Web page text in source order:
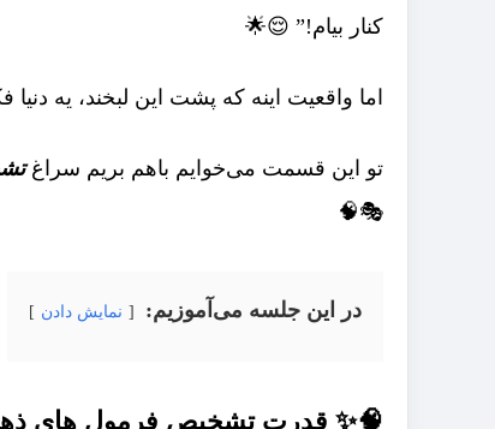
کنار بیام!” 😌🌟
اما واقعیت اینه که پشت این لبخند، یه
تو این قسمت می‌خوایم باهم بریم سراغ
🎭🧠
در این جلسه می‌آموزیم: نمایش دادن
🧠✨ قدرت تشخیص فرمول‌ های